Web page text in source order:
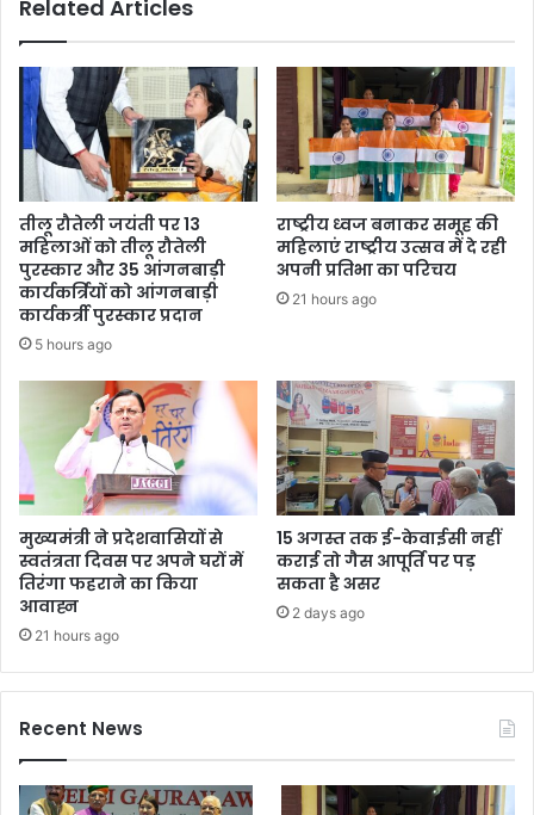
Related Articles
तीलू रौतेली जयंती पर 13
महिलाओं को तीलू रौतेली
पुरस्कार और 35 आंगनबाड़ी
कार्यकर्त्रियों को आंगनबाड़ी
कार्यकर्त्री पुरस्कार प्रदान
5 hours ago
राष्ट्रीय ध्वज बनाकर समूह की
महिलाएं राष्ट्रीय उत्सव में दे रही
अपनी प्रतिभा का परिचय
21 hours ago
मुख्यमंत्री ने प्रदेशवासियों से
स्वतंत्रता दिवस पर अपने घरों में
तिरंगा फहराने का किया
आवाह्न
21 hours ago
15 अगस्त तक ई-केवाईसी नहीं
कराई तो गैस आपूर्ति पर पड़
सकता है असर
2 days ago
Recent News